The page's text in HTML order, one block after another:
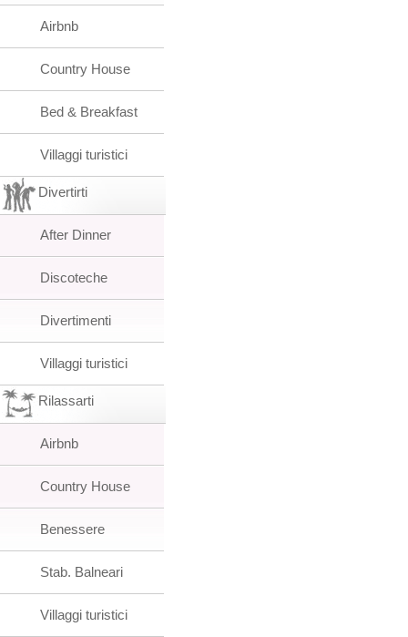
Airbnb
Country House
Bed & Breakfast
Villaggi turistici
Divertirti
After Dinner
Discoteche
Divertimenti
Villaggi turistici
Rilassarti
Airbnb
Country House
Benessere
Stab. Balneari
Villaggi turistici